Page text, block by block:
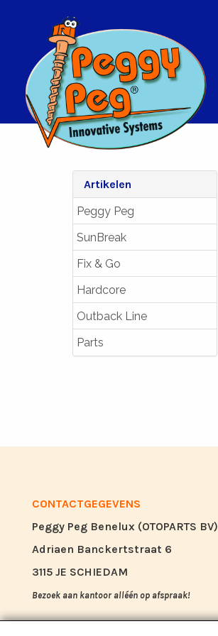
Artikelen
Peggy Peg
SunBreak
Fix & Go
Hardcore
Outback Line
Parts
CONTACTGEGEVENS
Peggy Peg Benelux (OTOPARTS BV)
Adriaen Banckertstraat 6
3115 JE SCHIEDAM
Bezoek aan kantoor alléén op afspraak!